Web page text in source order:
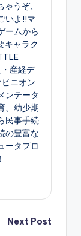
うぞ、
いよ!!マ
ームから
キャラク
産経デ
ニオン
ンテータ
、幼少期
民事手続
の豊富な
ータプロ
Next Post